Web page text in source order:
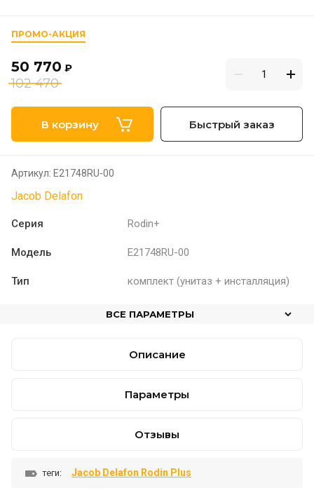
ПРОМО-АКЦИЯ
50 770 ₽
102 470
В корзину Быстрый заказ
Артикул: E21748RU-00
Jacob Delafon
Серия Rodin+
Модель E21748RU-00
Тип комплект (унитаз + инсталляция)
ВСЕ ПАРАМЕТРЫ
Описание
Параметры
Отзывы
теги: Jacob Delafon Rodin Plus